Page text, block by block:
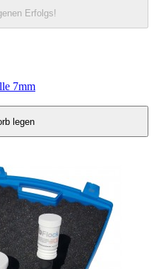
Erfolgs!
7mm
legen